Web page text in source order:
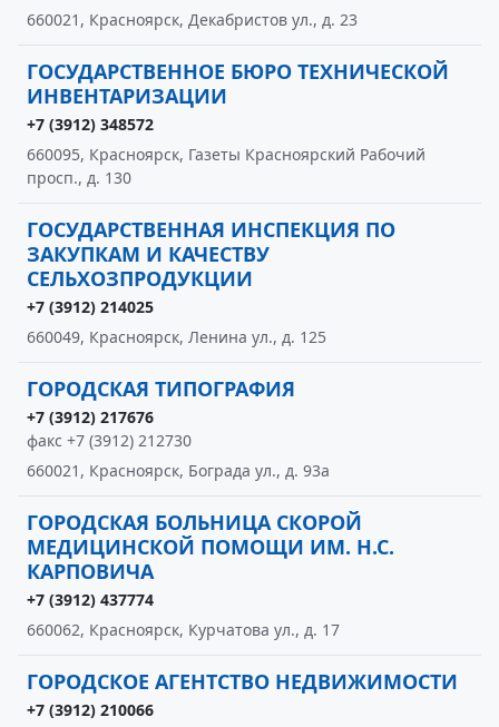
660021, Красноярск, Декабристов ул., д. 23
ГОСУДАРСТВЕННОЕ БЮРО ТЕХНИЧЕСКОЙ
ИНВЕНТАРИЗАЦИИ
+7 (3912) 348572
660095, Красноярск, Газеты Красноярский Рабочий
просп., д. 130
ГОСУДАРСТВЕННАЯ ИНСПЕКЦИЯ ПО
ЗАКУПКАМ И КАЧЕСТВУ
СЕЛЬХОЗПРОДУКЦИИ
+7 (3912) 214025
660049, Красноярск, Ленина ул., д. 125
ГОРОДСКАЯ ТИПОГРАФИЯ
+7 (3912) 217676
факс +7 (3912) 212730
660021, Красноярск, Бограда ул., д. 93а
ГОРОДСКАЯ БОЛЬНИЦА СКОРОЙ
МЕДИЦИНСКОЙ ПОМОЩИ ИМ. Н.С.
КАРПОВИЧА
+7 (3912) 437774
660062, Красноярск, Курчатова ул., д. 17
ГОРОДСКОЕ АГЕНТСТВО НЕДВИЖИМОСТИ
+7 (3912) 210066